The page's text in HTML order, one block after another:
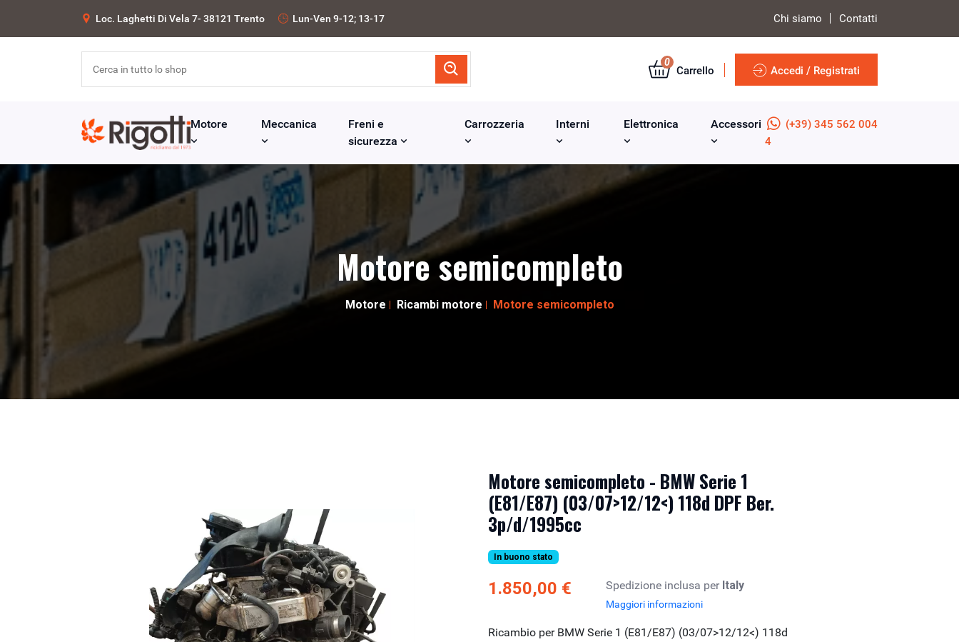
Loc. Laghetti Di Vela 7- 38121 Trento Lun-Ven 9-12; 13-17 Chi siamo Contatti
0
Carrello Accedi / Registrati
Motore Meccanica
Freni e
sicurezza
Carrozzeria Interni Elettronica Accessori
(+39) 345 562 004
4
Motore semicompleto
Motore Ricambi motore Motore semicompleto
Motore semicompleto - BMW Serie 1
(E81/E87) (03/07>12/12<) 118d DPF Ber.
3p/d/1995cc
In buono stato
1.850,00 € Spedizione inclusa per Italy
Maggiori informazioni
Ricambio per BMW Serie 1 (E81/E87) (03/07>12/12<) 118d